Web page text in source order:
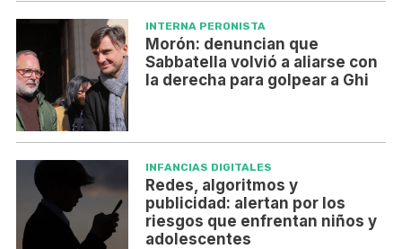
INTERNA PERONISTA
Morón: denuncian que
Sabbatella volvió a aliarse con
la derecha para golpear a Ghi
INFANCIAS DIGITALES
Redes, algoritmos y
publicidad: alertan por los
riesgos que enfrentan niños y
adolescentes